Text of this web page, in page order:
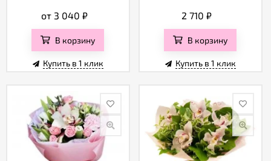
от 3 040 ₽
В корзину
Купить в 1 клик
2 710₽
В корзину
Купить в 1 клик